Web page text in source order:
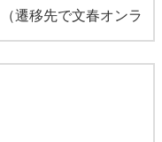
（遷移先で文春オンラ